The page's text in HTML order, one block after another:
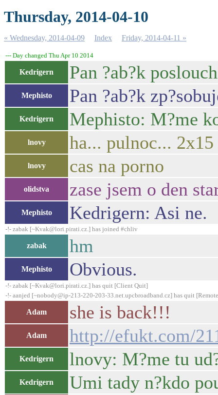
Thursday, 2014-04-10
« Wednesday, 2014-04-09 Index Friday, 2014-04-11 »
--- Day changed Thu Apr 10 2014
Kedrigern Pan ?ab?k
Mephisto Pan ?ab?k
Kedrigern Mephisto: M?me
lnovy ha... pulnoc...
lnovy cas na porno
olidstva zase jsem o den
Mephisto Kedrigern: Asi ne.
-!- zabak [~Kvak@lori.pirati.cz.] has joined #chliv
zabak hm
Mephisto Obvious.
-!- zabak [~Kvak@lori.pirati.cz.] has quit [Client Quit]
-!- aanjed [~nobody@ip-213-220-203-33.net.upcbroadband.cz] has quit
Adam she is back!!!
Adam http://efukt.com/
Kedrigern lnovy: M?me tu
Kedrigern Umi tady n?kdo